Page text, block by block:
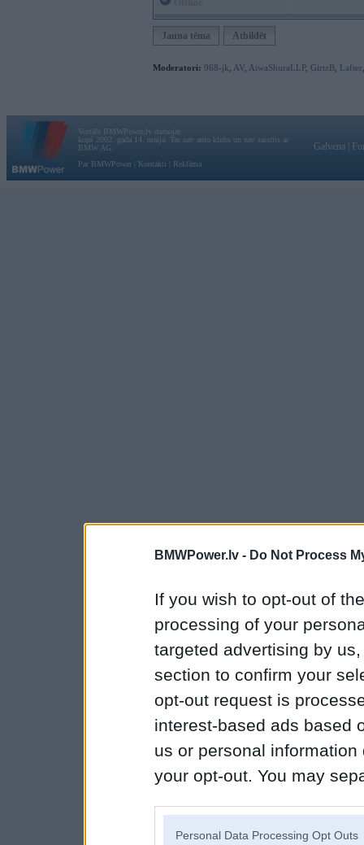
BMWPower.lv - Do Not Process
If you wish to opt-out of
processing of your
targeted advertising by
section to confirm your
opt-out request is
interest-based ads based
us or personal
your opt-out. You may
Personal Data Processing Opt Outs
Jauna tēma Atbildēt
Moderatori: 968-jk AV AiwaShuraLLP, GirtzB Lafter
Vortāls BMWPower.lv darbojas
kopš 2002. gada 14. maija. Tas nav auto klubs un nav saistīts ar
BMW AG.
Par BMWPower
Kontakti Reklāma
Galvena